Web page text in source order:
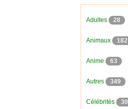
Adultes 28
Animaux 182
Anime 63
Autres 349
Célébrités 30